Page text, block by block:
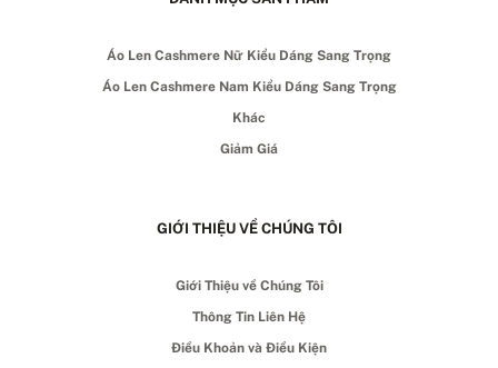
Áo Len Cashmere Nữ Kiểu Dáng Sang Trọng
Áo Len Cashmere Nam Kiểu Dáng Sang Trọng
Khác
Giảm Giá
GIỚI THIỆU VỀ CHÚNG TÔI
Giới Thiệu về Chúng Tôi
Thông Tin Liên Hệ
Điều Khoản và Điều Kiện